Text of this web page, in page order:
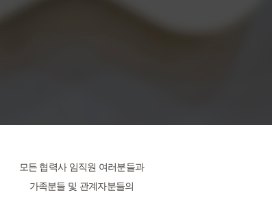
모든 협력사 임직원 여러분들과
가족분들 및 관계자분들의